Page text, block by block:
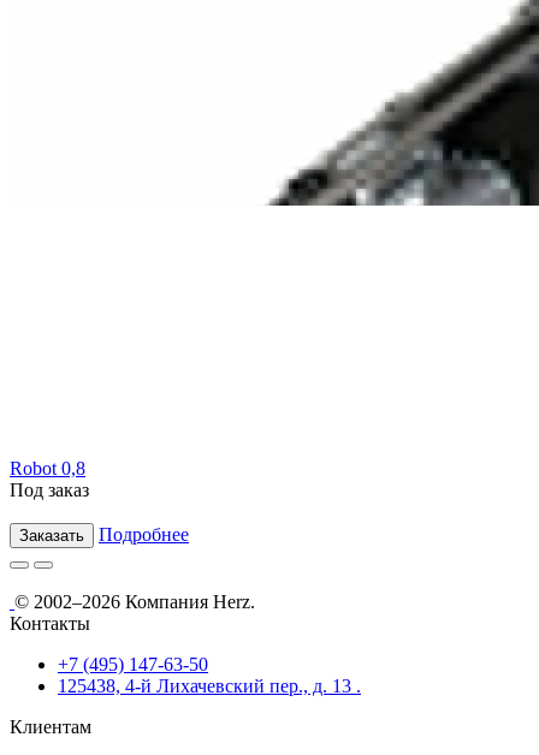
Robot 0,8
Под заказ
Заказать Подробнее
© 2002–2026 Компания Herz.
Контакты
+7 (495) 147-63-50
125438, 4-й Лихачевский пер., д. 13 .
Клиентам